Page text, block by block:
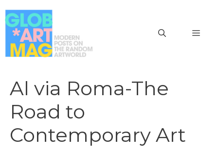
al
contenuto
Al via Roma-The
Road to
Contemporary Art